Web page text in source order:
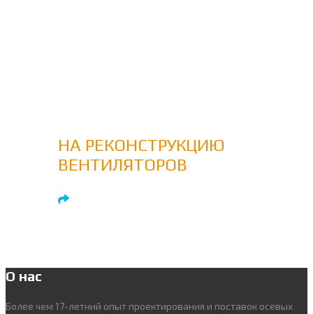
НА РЕКОНСТРУКЦИЮ
ВЕНТИЛЯТОРОВ
О нас
Более чем 17-летний опыт проектирования и поставок осевых